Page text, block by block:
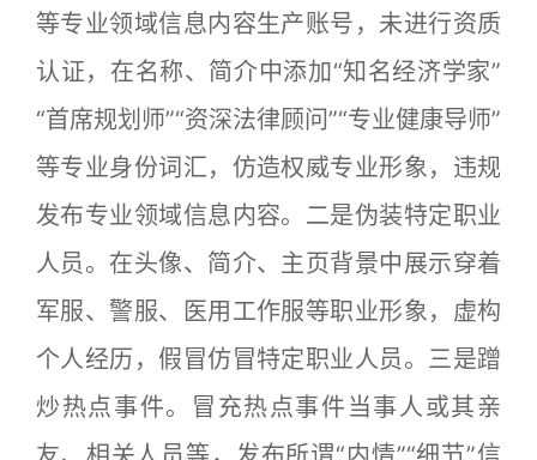
等专业领域信息内容生产账号，未进行资质
认证，在名称、简介中添加“知名经济学家”
“首席规划师”“资深法律顾问”“专业健康导师”
等专业身份词汇，仿造权威专业形象，违规
发布专业领域信息内容。二是伪装特定职业
人员。在头像、简介、主页背景中展示穿着
军服、警服、医用工作服等职业形象，虚构
个人经历，假冒仿冒特定职业人员。三是蹭
炒热点事件。冒充热点事件当事人或其亲